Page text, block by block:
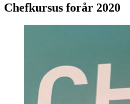
Chefkursus forår 2020